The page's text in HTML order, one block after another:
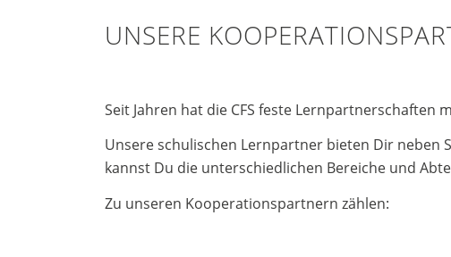
UNSERE
Seit Jahren hat die CFS feste Lernpartnerschaften
Unsere schulischen Lernpartner bieten Dir neben
kannst Du die unterschiedlichen Bereiche und
Zu unseren Kooperationspartnern zählen: